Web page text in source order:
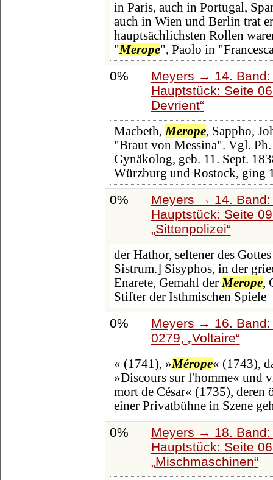
in Paris, auch in Portugal,
auch in Wien und Berlin trat
hauptsächlichsten Rollen
"Merope", Paolo in
0%
Meyers → 14.
Hauptstück: Seite
Devrient
Macbeth, Merope, Sappho,
"Braut von Messina". Vgl.
Gynäkolog, geb. 11. Sept.
Würzburg und Rostock, ging
0%
Meyers → 14.
Hauptstück: Seite
Sittenpolizei
der Hathor, seltener des
Sistrum.] Sisyphos, in der
Enarete, Gemahl der Merope,
Stifter der Isthmischen Spiele
0%
Meyers → 16.
0279,
Voltaire
« (1741), »Mérope« (1743),
»Discours sur l'homme« und
mort de César« (1735),
einer Privatbühne in Szene
0%
Meyers → 18.
Hauptstück: Seite
Mischmaschinen